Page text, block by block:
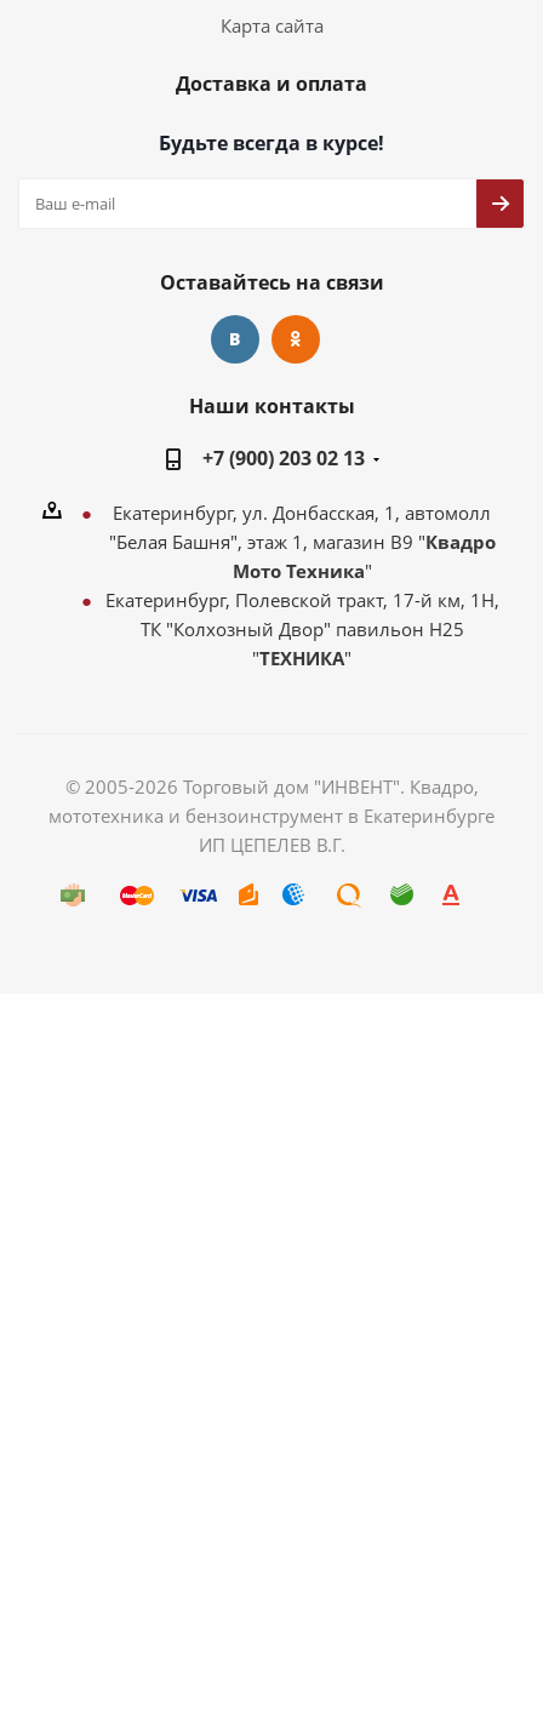
Карта сайта
Доставка и оплата
Будьте всегда в курсе!
Оставайтесь на связи
Наши контакты
+7 (900) 203 02 13
Екатеринбург, ул. Донбасская, 1, автомолл
"Белая Башня", этаж 1, магазин В9 "Квадро
Мото Техника"
Екатеринбург, Полевской тракт, 17-й км, 1Н,
ТК "Колхозный Двор" павильон Н25
"ТЕХНИКА"
© 2005-2026 Торговый дом "ИНВЕНТ". Квадро,
мототехника и бензоинструмент в Екатеринбурге
ИП ЦЕПЕЛЕВ В.Г.